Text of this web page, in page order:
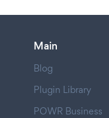
Main
Blog
Plugin Library
POWR Business